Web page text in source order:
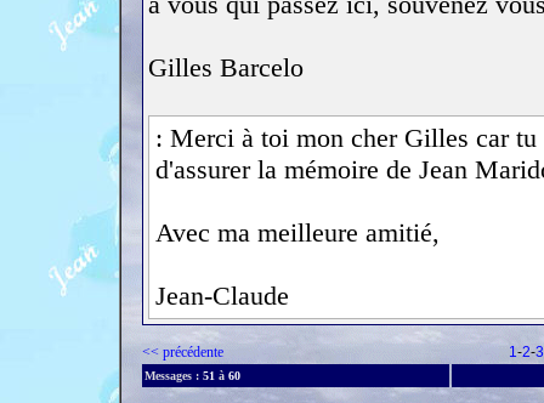
Gilles Barcelo
: Merci à toi mon cher Gilles car
d'assurer la mémoire de Jean
Avec ma meilleure amitié,
Jean-Claude
<< précédente 1-2-3
Messages : 51 à 60